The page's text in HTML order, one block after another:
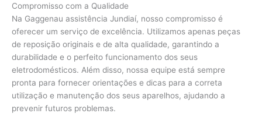
Compromisso com a Qualidade
Na Gaggenau assistência Jundiaí, nosso compromisso é
oferecer um serviço de excelência. Utilizamos apenas peças
de reposição originais e de alta qualidade, garantindo a
durabilidade e o perfeito funcionamento dos seus
eletrodomésticos. Além disso, nossa equipe está sempre
pronta para fornecer orientações e dicas para a correta
utilização e manutenção dos seus aparelhos, ajudando a
prevenir futuros problemas.